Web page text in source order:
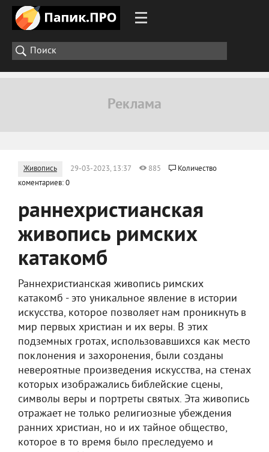
Живопись 29-03-2023, 13:37 885
Количество
коментариев: 0
раннехристианская
живопись римских
катакомб
Раннехристианская живопись римских
катакомб - это уникальное явление в истории
искусства, которое позволяет нам проникнуть в
мир первых христиан и их веры. В этих
подземных гротах, использовавшихся как место
поклонения и захоронения, были созданы
невероятные произведения искусства, на стенах
которых изображались библейские сцены,
символы веры и портреты святых. Эта живопись
отражает не только религиозные убеждения
ранних христиан, но и их тайное общество,
которое в то время было преследуемо и